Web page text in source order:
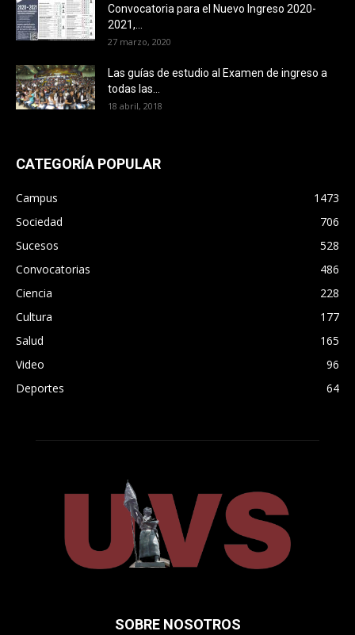
Convocatoria para el Nuevo Ingreso 2020-
2021,...
27 marzo, 2020
Las guías de estudio al Examen de ingreso a
todas las...
18 abril, 2018
CATEGORÍA POPULAR
Campus
1473
Sociedad
706
Sucesos
528
Convocatorias
486
Ciencia
228
Cultura
177
Salud
165
Video
96
Deportes
64
SOBRE NOSOTROS